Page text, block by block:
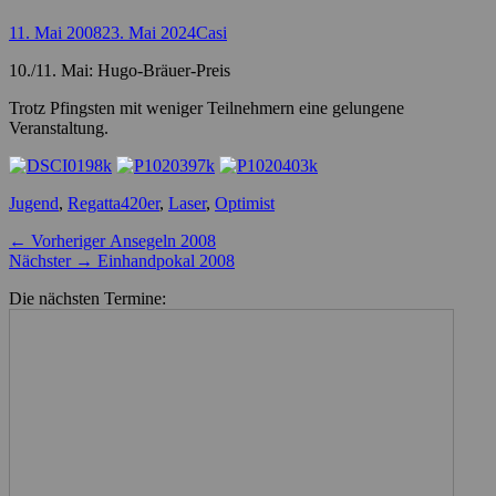
Posted
11. Mai 200823. Mai 2024Autor
Casi
10./11. Mai: Hugo-Bräuer-Preis
Trotz Pfingsten mit weniger Teilnehmern eine gelungene
Veranstaltung.
Kategorien
Jugend, RegattaSchlagworte
420er, Laser, Optimist
Beitragsnavigation
← Vorheriger Vorheriger
Beitrag:
Ansegeln 2008
Nächster → Nächster
Einhandpokal 2008
Die nächsten Termine: